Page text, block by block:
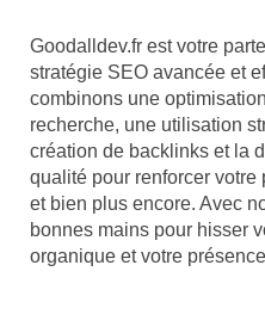
Goodalldev.fr est votre
stratégie SEO avancée et
combinons une
recherche, une utilisation
création de backlinks et la
qualité pour renforcer
et bien plus encore. Avec
bonnes mains pour hisser
organique et votre